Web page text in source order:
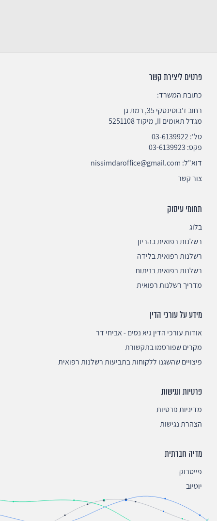
פרטים ליצירת קשר
כתובת המשרד:
רחוב ז'בוטינסקי 35, רמת גן
מגדל תאומים II, מיקוד 5251108
טל':03-6139922
פקס: 03-6139923
דוא"ל: nissimdaroffice@gmail.com
צור קשר
תחומי עיסוק
בלוג
רשלנות רפואית בהריון
רשלנות רפואית בלידה
רשלנות רפואית בניתוח
מדריך רשלנות רפואית
מידע על עורכי הדין
אודות עורכי הדין גיא נסים - אביחי דר
מקרים שפורסמו בתקשורת
פיצויים שהשגנו ללקוחות בתביעות רשלנות רפואית
פרטיות ונגישות
מדיניות פרטיות
הצהרת נגישות
מדיה חברתית
פייסבוק
יוטיוב